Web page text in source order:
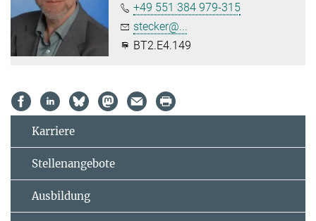
+49 551 384 979-315
stecker@...
BT2.E4.149
Karriere
Stellenangebote
Ausbildung